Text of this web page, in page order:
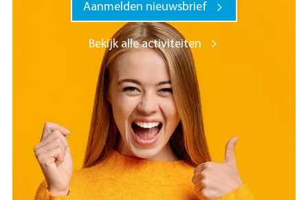
Aanmelden nieuwsbrief
Bekijk alle activiteiten